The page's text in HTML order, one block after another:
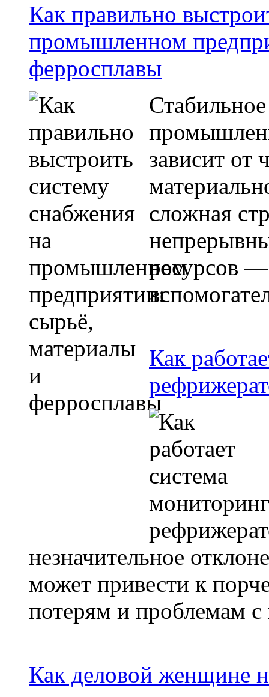
Как правильно
промышленном
ферросплавы
зависит от
сложная
ресурсов —
Как
незначительное
может привести к
потерям и проблемам
Как деловой женщине